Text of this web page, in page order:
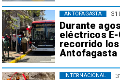
31
Durante
eléctricos
recorrido
Antofagasta
ANTOFAGASTA
INTERNACIONAL